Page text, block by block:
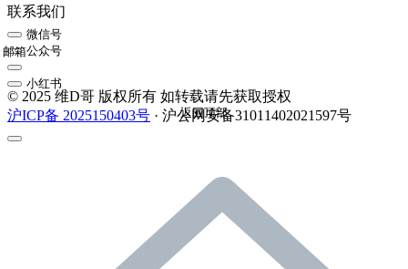
联系我们
微信号
公众号
邮箱
小红书
© 2025 维D哥 版权所有 如转载请先获取授权
沪ICP备 2025150403号 · 沪公网安备31011402021597号
返回顶部